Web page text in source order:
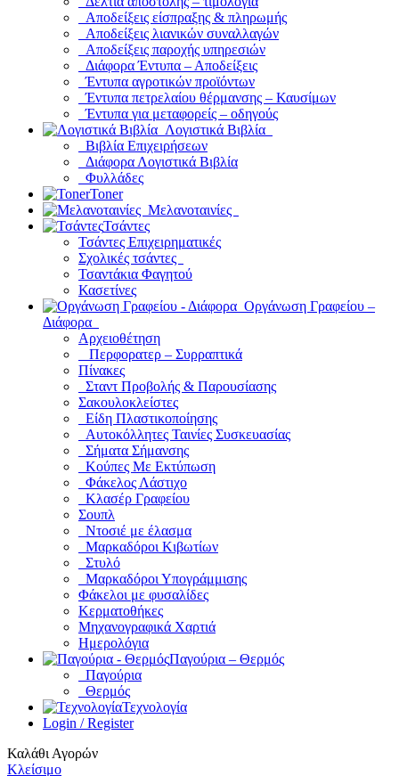
Αποδείξεις είσπραξης & πληρωμής
Αποδείξεις λιανικών συναλλαγών
Αποδείξεις παροχής υπηρεσιών
Διάφορα Έντυπα – Αποδείξεις
Έντυπα αγροτικών προϊόντων
Έντυπα πετρελαίου θέρμανσης – Καυσίμων
Έντυπα για μεταφορείς – οδηγούς
Λογιστικά Βιβλία
Βιβλία Επιχειρήσεων
Διάφορα Λογιστικά Βιβλία
Φυλλάδες
Toner
Μελανοταινίες
Τσάντες
Τσάντες Επιχειρηματικές
Σχολικές τσάντες
Τσαντάκια Φαγητού
Κασετίνες
Οργάνωση Γραφείου –
Διάφορα
Αρχειοθέτηση
Περφορατερ – Συρραπτικά
Πίνακες
Σταντ Προβολής & Παρουσίασης
Σακουλοκλείστες
Είδη Πλαστικοποίησης
Αυτοκόλλητες Ταινίες Συσκευασίας
Σήματα Σήμανσης
Κούπες Με Εκτύπωση
Φάκελος Λάστιχο
Κλασέρ Γραφείου
Σουπλ
Ντοσιέ με έλασμα
Μαρκαδόροι Κιβωτίων
Στυλό
Μαρκαδόροι Υπογράμμισης
Φάκελοι με φυσαλίδες
Κερματοθήκες
Μηχανογραφικά Χαρτιά
Ημερολόγια
Παγούρια – Θερμός
Παγούρια
Θερμός
Τεχνολογία
Login / Register
Καλάθι Αγορών
Κλείσιμο